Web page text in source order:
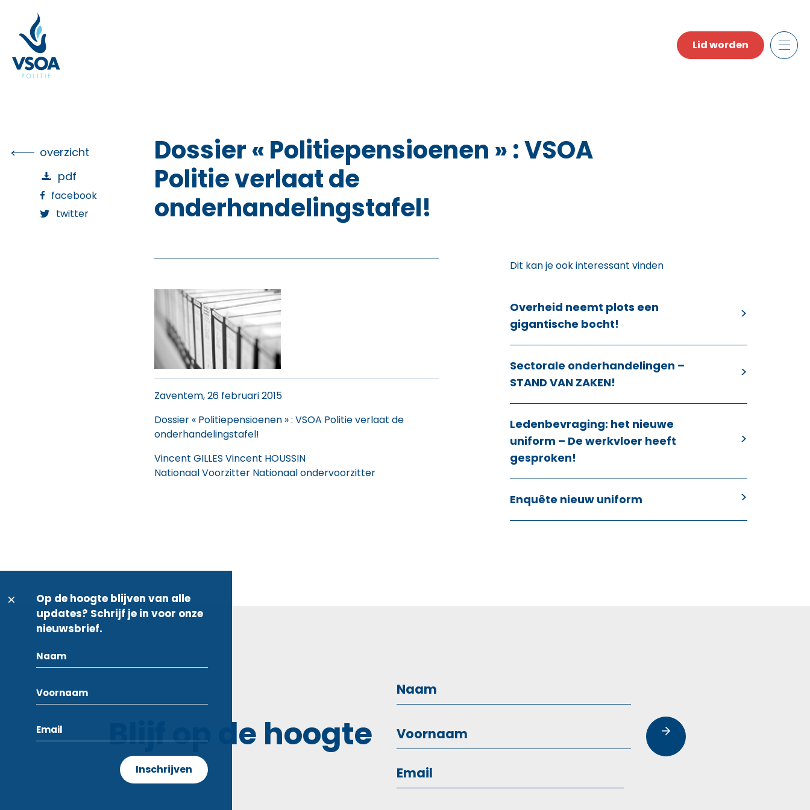
content
Lid worden
overzicht
pdf
facebook
twitter
Dossier « Politiepensioenen » : VSOA
Politie verlaat de
onderhandelingstafel!
Zaventem, 26 februari 2015
Dossier « Politiepensioenen » : VSOA Politie verlaat de
onderhandelingstafel!
Vincent GILLES Vincent HOUSSIN
Nationaal Voorzitter Nationaal ondervoorzitter
Dit kan je ook interessant vinden
Overheid neemt plots een
gigantische bocht!
Sectorale onderhandelingen –
STAND VAN ZAKEN!
Ledenbevraging: het nieuwe
uniform – De werkvloer heeft
gesproken!
Enquête nieuw uniform
Blijf op de hoogte
Op de hoogte blijven van alle
updates? Schrijf je in voor onze
nieuwsbrief.